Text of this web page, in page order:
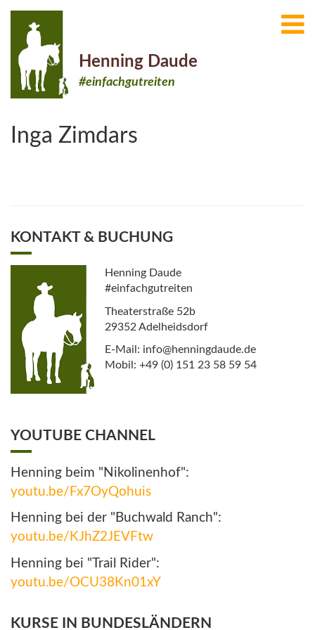
Henning Daude
#einfachgutreiten
Inga Zimdars
KONTAKT & BUCHUNG
Henning Daude
#einfachgutreiten
Theaterstraße 52b
29352 Adelheidsdorf
E-Mail: info@henningdaude.de
Mobil: +49 (0) 151 23 58 59 54
YOUTUBE CHANNEL
Henning beim "Nikolinenhof":
youtu.be/Fx7OyQohuis
Henning bei der "Buchwald Ranch":
youtu.be/KJhZ2JEVFtw
Henning bei "Trail Rider":
youtu.be/OCU38Kn01xY
KURSE IN BUNDESLÄNDERN